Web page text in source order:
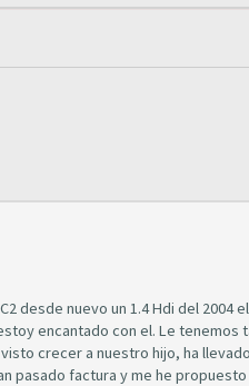
desde nuevo un 1.4 Hdi del 2004
encantado con el. Le tenemos
crecer a nuestro hijo, ha
pasado factura y me he